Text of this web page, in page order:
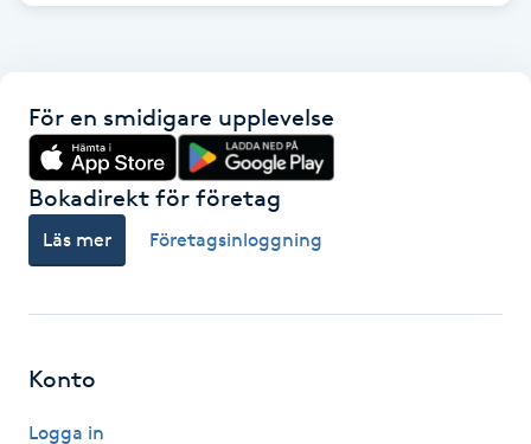
Gua Sha-massage
Hatha Yoga
För en smidigare upplevelse
Bokadirekt för företag
Läs mer Företagsinloggning
Konto
Logga in